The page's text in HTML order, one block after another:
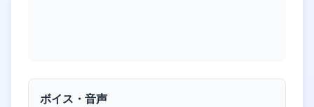
ボイス・音声